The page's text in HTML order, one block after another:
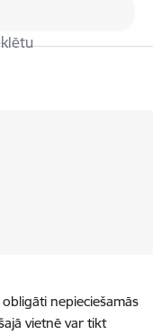
nepieciešamās
vietnē var tikt